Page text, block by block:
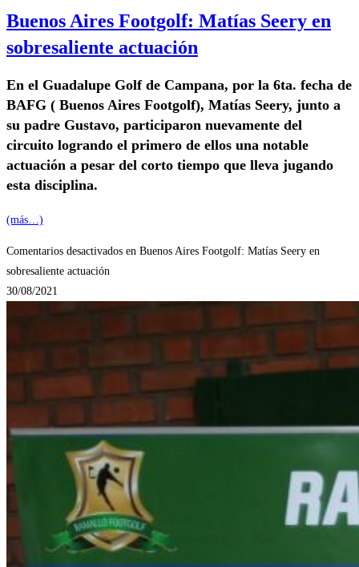
Buenos Aires Footgolf: Matías Seery en
sobresaliente actuación
En el Guadalupe Golf de Campana, por la 6ta. fecha de
BAFG ( Buenos Aires Footgolf), Matías Seery, junto a
su padre Gustavo, participaron nuevamente del
circuito logrando el primero de ellos una notable
actuación a pesar del corto tiempo que lleva jugando
esta disciplina.
(más…)
Comentarios desactivados en Buenos Aires Footgolf: Matías Seery en
sobresaliente actuación
30/08/2021